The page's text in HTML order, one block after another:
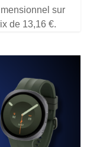
sur
de 13,16 €.